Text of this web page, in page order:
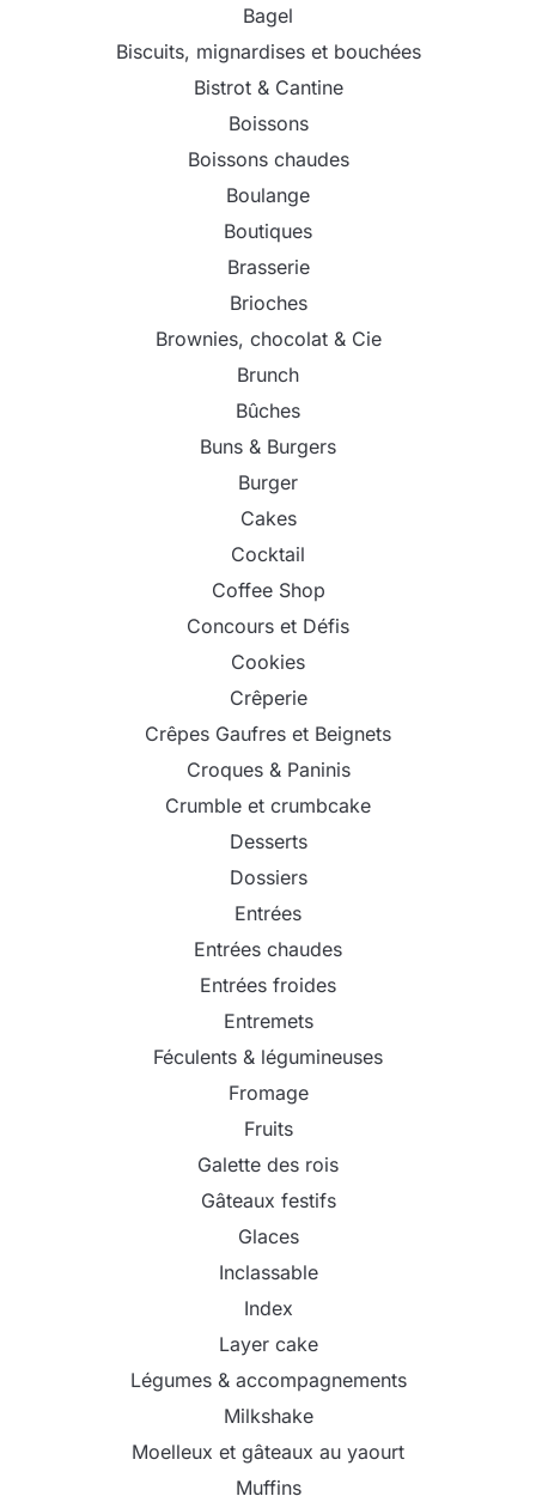
Bagel
Biscuits, mignardises et bouchées
Bistrot & Cantine
Boissons
Boissons chaudes
Boulange
Boutiques
Brasserie
Brioches
Brownies, chocolat & Cie
Brunch
Bûches
Buns & Burgers
Burger
Cakes
Cocktail
Coffee Shop
Concours et Défis
Cookies
Crêperie
Crêpes Gaufres et Beignets
Croques & Paninis
Crumble et crumbcake
Desserts
Dossiers
Entrées
Entrées chaudes
Entrées froides
Entremets
Féculents & légumineuses
Fromage
Fruits
Galette des rois
Gâteaux festifs
Glaces
Inclassable
Index
Layer cake
Légumes & accompagnements
Milkshake
Moelleux et gâteaux au yaourt
Muffins